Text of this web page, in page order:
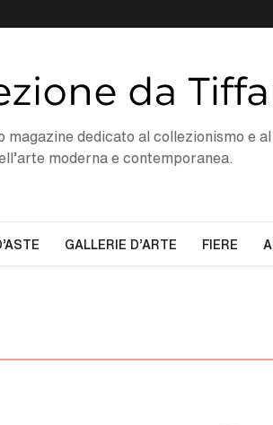
magazine dedicato al collezionismo e
moderna e contemporanea.
GALLERIE D'ARTE FIERE